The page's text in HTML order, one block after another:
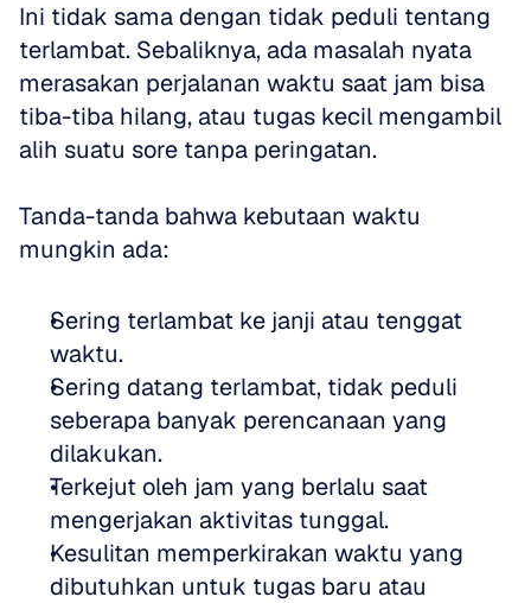
Ini tidak sama dengan tidak peduli tentang
terlambat. Sebaliknya, ada masalah nyata
merasakan perjalanan waktu saat jam bisa
tiba-tiba hilang, atau tugas kecil mengambil
alih suatu sore tanpa peringatan.
Tanda-tanda bahwa kebutaan waktu
mungkin ada:
Sering terlambat ke janji atau tenggat
waktu.
Sering datang terlambat, tidak peduli
seberapa banyak perencanaan yang
dilakukan.
Terkejut oleh jam yang berlalu saat
mengerjakan aktivitas tunggal.
Kesulitan memperkirakan waktu yang
dibutuhkan untuk tugas baru atau